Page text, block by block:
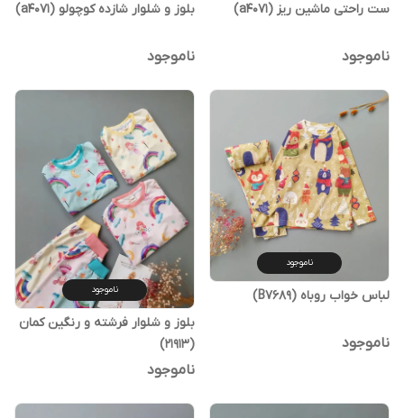
ست راحتی ماشین ریز (a4071)
ناموجود
بلوز و شلوار شازده کوچولو (a4071)
ناموجود
ناموجود
لباس خواب روباه (B7689)
ناموجود
ناموجود
بلوز و شلوار فرشته و رنگین کمان
(21913)
ناموجود